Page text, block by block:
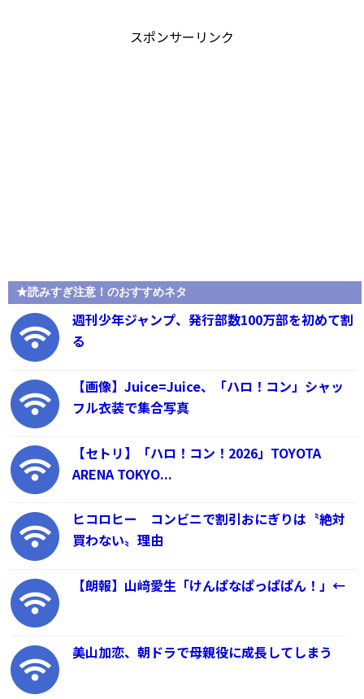
スポンサーリンク
★読みすぎ注意！のおすすめネタ
週刊少年ジャンプ、発行部数100万部を初めて割
る
【画像】Juice=Juice、「ハロ！コン」シャッ
フル衣装で集合写真
【セトリ】「ハロ！コン！2026」TOYOTA
ARENA TOKYO...
ヒコロヒー コンビニで割引おにぎりは〝絶対
買わない〟理由
【朗報】山﨑愛生「けんぱなぱっぱぱん！」←
美山加恋、朝ドラで母親役に成長してしまう